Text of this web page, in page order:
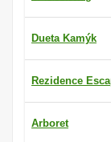
Dueta Kamýk
Rezidence
Arboret